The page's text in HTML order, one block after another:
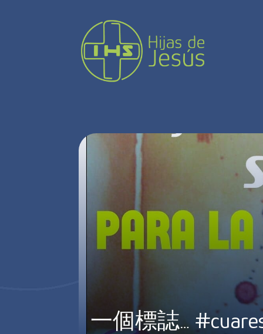
一個標誌…